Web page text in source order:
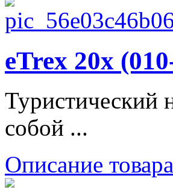
eTrex 20x
Туристический
собой ...
Описание товара